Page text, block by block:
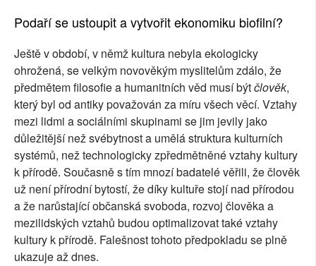
Podaří se ustoupit a vytvořit ekonomiku biofilní?
Ještě v období, v němž kultura nebyla ekologicky
ohrožená, se velkým novověkým myslitelům zdálo, že
předmětem filosofie a humanitních věd musí býtčlověk,
který byl od antiky považován za míru všech věcí. Vztahy
mezi lidmi a sociálními skupinami se jim jevily jako
důležitější než svébytnost a umělá struktura kulturních
systémů, než technologicky zpředmětněné vztahy kultury
k přírodě. Současně s tím mnozí badatelé věřili, že člověk
už není přírodní bytostí, že díky kultuře stojí nad přírodou
a že narůstající občanská svoboda, rozvoj člověka a
mezilidských vztahů budou optimalizovat také vztahy
kultury k přírodě. Falešnost tohoto předpokladu se plně
ukazuje až dnes.